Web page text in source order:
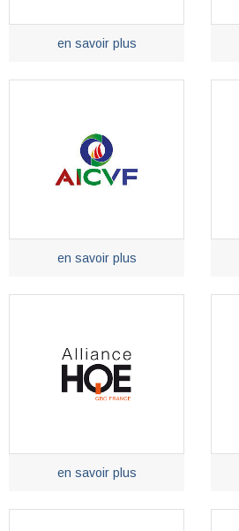
en savoir plus
en savoir plus
en savoir plus